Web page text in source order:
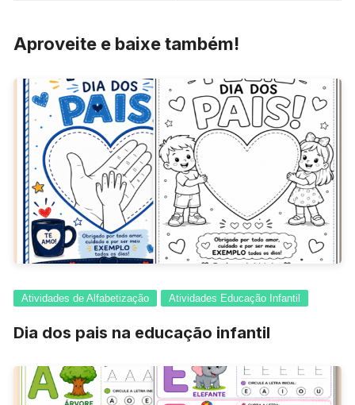
Aproveite e baixe também!
Atividades de Alfabetização Atividades Educação Infantil
Dia dos pais na educação infantil